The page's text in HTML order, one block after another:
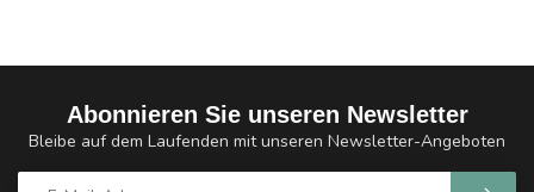
Abonnieren Sie unseren Newsletter
Bleibe auf dem Laufenden mit unseren Newsletter-Angeboten